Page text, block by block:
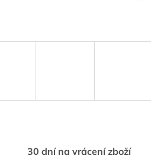
30 dní na vrácení zboží